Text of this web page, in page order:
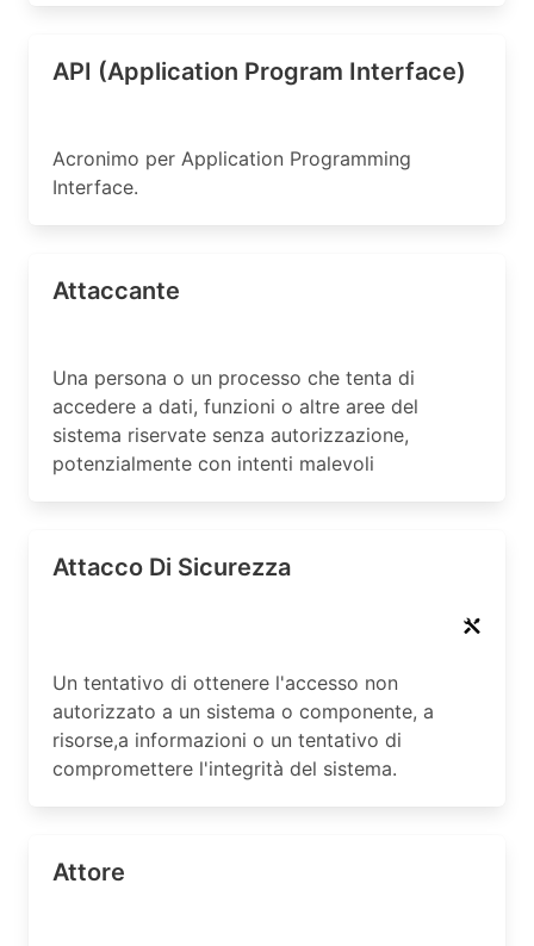
API (Application Program Interface)
Acronimo per Application Programming
Interface.
Attaccante
Una persona o un processo che tenta di
accedere a dati, funzioni o altre aree del
sistema riservate senza autorizzazione,
potenzialmente con intenti malevoli
Attacco Di Sicurezza
Un tentativo di ottenere l'accesso non
autorizzato a un sistema o componente, a
risorse,a informazioni o un tentativo di
compromettere l'integrità del sistema.
Attore